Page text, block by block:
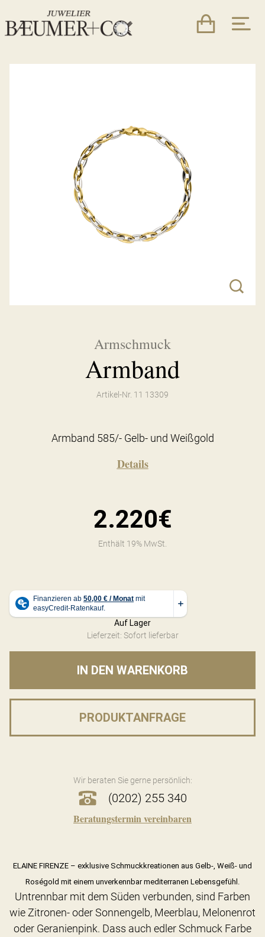
Armschmuck
Armband
Artikel-Nr. 11 13309
Armband 585/- Gelb- und Weißgold
Details
2.220€
Enthält 19% MwSt.
Auf Lager
Lieferzeit: Sofort lieferbar
IN DEN WARENKORB
PRODUKTANFRAGE
Wir beraten Sie gerne persönlich:
(0202) 255 340
Beratungstermin vereinbaren
ELAINE FIRENZE – exklusive Schmuckkreationen aus Gelb-, Weiß- und
Roségold mit einem unverkennbar mediterranen Lebensgefühl.
Untrennbar mit dem Süden verbunden, sind Farben
wie Zitronen- oder Sonnengelb, Meerblau, Melonenrot
oder Geranienpink. Dass auch edler Schmuck Farbe